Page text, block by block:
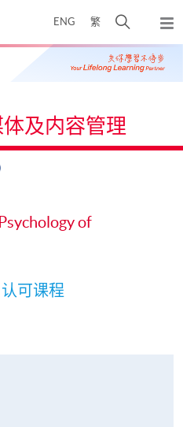
ENG 繁
开
搜
寻
弹
出
主
及内容管理
of
可课程